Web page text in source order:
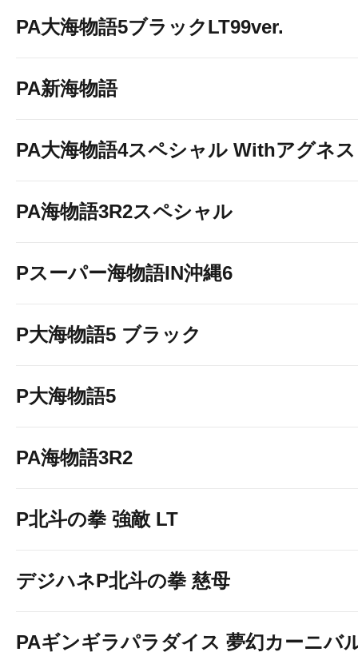
PA大海物語5ブラックLT99ver.
PA新海物語
PA大海物語4スペシャル Withアグネ
PA海物語3R2スペシャル
Pスーパー海物語IN沖縄6
P大海物語5 ブラック
P大海物語5
PA海物語3R2
P北斗の拳 強敵 LT
デジハネP北斗の拳 慈母
PAギンギラパラダイス 夢幻カーニバ